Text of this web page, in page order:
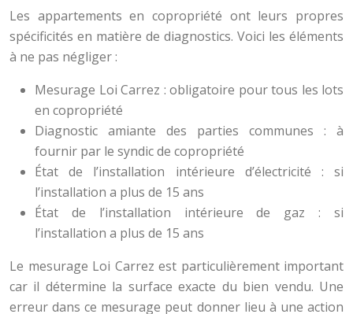
Les appartements en copropriété ont leurs propres
spécificités en matière de diagnostics. Voici les éléments
à ne pas négliger :
Mesurage Loi Carrez : obligatoire pour tous les lots
en copropriété
Diagnostic amiante des parties communes : à
fournir par le syndic de copropriété
État de l’installation intérieure d’électricité : si
l’installation a plus de 15 ans
État de l’installation intérieure de gaz : si
l’installation a plus de 15 ans
Le mesurage Loi Carrez est particulièrement important
car il détermine la surface exacte du bien vendu. Une
erreur dans ce mesurage peut donner lieu à une action